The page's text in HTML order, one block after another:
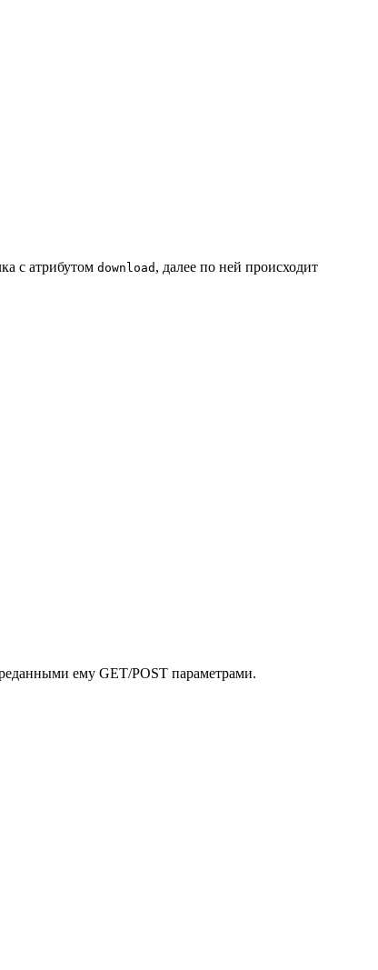
с атрибутом download , далее по ней происходит
ему GET/POST параметрами.